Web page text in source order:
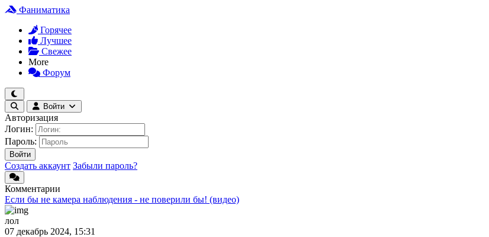
Фаниматика
Горячее
Лучшее
Свежее
More
Форум
Войти
Авторизация
Логин:
Пароль:
Войти
Создать аккаунт Забыли пароль?
Комментарии
Если бы не камера наблюдения - не поверили бы! (видео)
лол
07 декабрь 2024, 15:31